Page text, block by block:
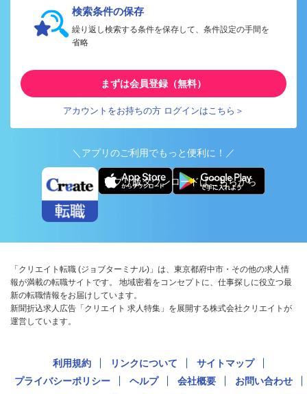
検索条件の保存
繰り返し検索する条件を保存して、条件設定の手間を
省略
まずは会員登録（無料）
アカウントをお持ちの方 ログインはこちら＞
＼アプリのご利用でもっと便利に！／
アプリ版ダウンロードはこちらから
「クリエイト転職 (ジョブターミナル)」は、東京都府中市・その他の求人情
報が満載の転職サイトです。 地域密着をコンセプトに、仕事探しに役立つ最
新の転職情報をお届けしています。
新聞折込求人広告「クリエイト 求人特集」を展開する株式会社クリエイトが
運営しています。
利用規約 リンクについて
サイトマップ
プライバシーポリシー
ヘルプ 会社概要
お問い合わせ